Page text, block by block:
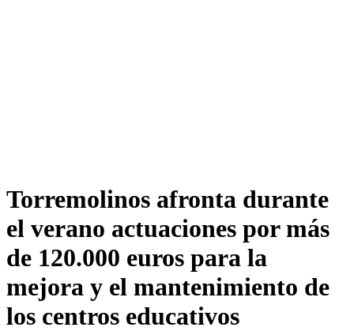
Torremolinos afronta durante
el verano actuaciones por más
de 120.000 euros para la
mejora y el mantenimiento de
los centros educativos